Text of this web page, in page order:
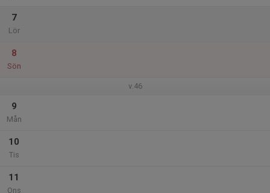
7
Lör
8
Sön
v.46
9
Mån
10
Tis
11
Ons